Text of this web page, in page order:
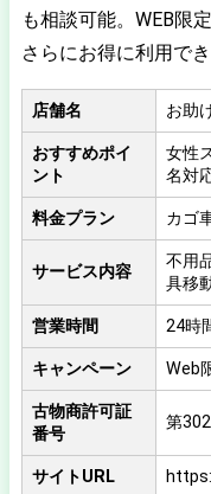
も相談可能。WEB限
さらにお得に利用でき
店舗名 お助
おすすめポイ
ント
女性
名対
料金プラン カゴ
サービス内容
不用
具移
営業時間 24時
キャンペーン Web
古物商許可証
番号
第
サイトURL